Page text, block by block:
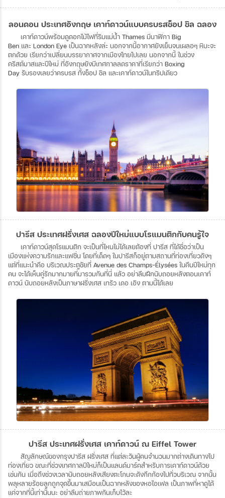
ลอนดอน ประเทศอังกฤษ เคาท์ดาวน์แบบครบรสช็อป ชิล ฉลอง
เคาท์ดาวน์พร้อมดูดอกไม้ไฟที่ริมแม่น้ำ Thames มีนาฬิกา Big
Ben และ London Eye เป็นฉากหลังล่ะ นอกจากนี้อากาศยังเย็นจนเผลอๆ หิมะจะ
ตกด้วย เรียกว่าเปลี่ยนบรรยากาศจากเมืองไทยไปเลย นอกจากนี้ ในช่วง
คริสต์มาสและปีใหม่ ที่อังกฤษยังมีเทศกาลลดราคาที่เรียกว่า Boxing
Day รับรองเลยว่าครบรส ทั้งช็อป ชิล และเคาท์ดาวน์ในทริปเดียว
ปารีส ประเทศฝรั่งเศส ฉลองปีใหม่แบบโรแมนติกกับคนรู้ใจ
เคาท์ดาวน์สุดโรแมนติก จะเป็นที่ไหนไม่ได้เลยต้องที่ ปารีส ที่ได้ชื่อว่าเป็น
เมืองแห่งความรักและแฟชั่น โดยที่เด็ดๆ ในปารีสก็อยู่ตามสถานที่ท่องเที่ยวดังๆ
แต่ที่แนะนำคือ บริเวณประตูชัยที่ Avenue des Champs-Élysées ในคืนปีใหม่ทุก
คน จะได้เห็นคู่รักมากมายที่มารวมกันที่นี่ แล้ว อย่าลืมฝึกนับถอยหลังตอนเคาท์
ดาวน์ นับถอยหลังเป็นภาษาฝรั่งเศส เทรัว เดอ เอิง ตามนี้ได้เลย
ปารีส ประเทศฝรั่งเศส เคาท์ดาวน์ ณ Eiffel Tower
สัญลักษณ์ของกรุงปารีส ฝรั่งเศส ที่แต่ละวันผู้คนจำนวนมากต่างเดินทางไป
ท่องเที่ยว ขณะที่ช่วงเทศกาลปีใหม่ก็เป็นแลนด์มาร์คสำหรับการเคาท์ดาวน์ด้วย
เช่นกัน เมื่อถึงช่วงเวลานับถอยหลังเสียงตะโกนจะดังกึกก้องไปทั่วบริเวณ จากนั้น
พลุหลายร้อยลูกถูกจุดขึ้นมาเสมือนเป็นฉากหลังของหอไอเฟล เป็นภาพที่หาดูได้
แค่จากที่นี้เท่านั้นนะ อย่าลืมถ่ายภาพกันเก็บไว้ละ